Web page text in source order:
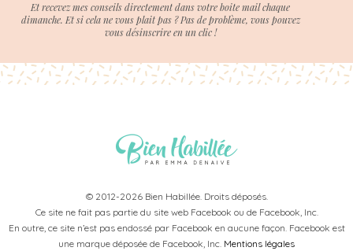
Et recevez mes conseils directement dans votre boite mail chaque
dimanche. Et si cela ne vous plait pas ? Pas de problème, vous pouvez
vous désinscrire en un clic !
© 2012-2026 Bien Habillée. Droits déposés.
Ce site ne fait pas partie du site web Facebook ou de Facebook, Inc.
En outre, ce site n’est pas endossé par Facebook en aucune façon. Facebook est
une marque déposée de Facebook, Inc. Mentions légales